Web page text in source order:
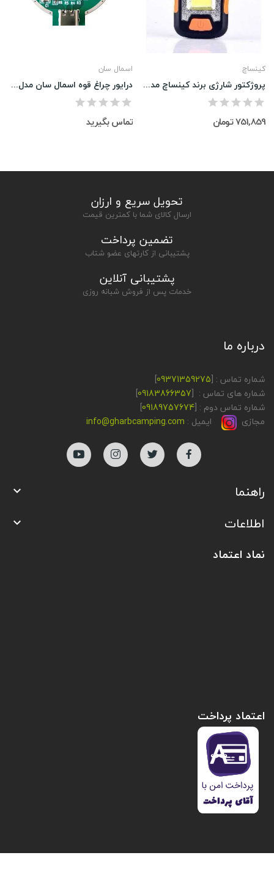
اسمال سان
درایور چراغ قوه اسمال سان مدل zy-T228
تماس بگیرید
کینساچ
پروژکتور شارژی برند کینساچ مدل KS-5860
751,859 تومان
تحویل سریع و ارزان
ارسال کالای شما با کمترین قیمت
تضمین پرداخت
پشتیبانی از کارتهای عضو شتاب
پشتیبانی آنلاین
خدمات پس از فروش شبانه روزی
درباره ما
شماره تماس : [09371359275
]
شماره های تماس : [09183866357
]
شماره تماس دوم : [09189757674
]
مجازی
ایمیل : info@gharbcamping.com
راهنما 
اطلاعات 
نماد اعتماد
اعتماد پرداخت